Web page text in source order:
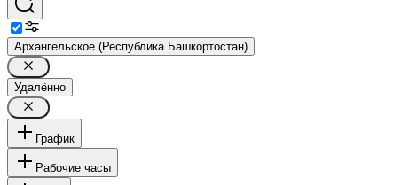
Архангельское (Республика Башкортостан)
Удалённо
График
Рабочие часы